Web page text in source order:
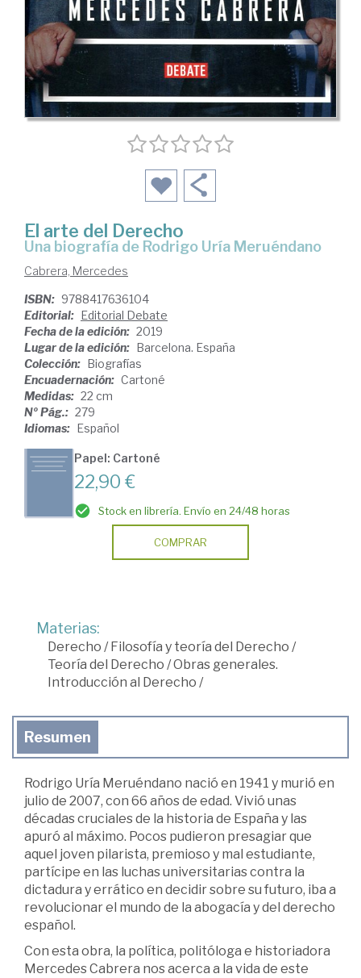
El arte del Derecho
una biografía de Rodrigo Uría Meruéndano
Cabrera, Mercedes
ISBN: 9788417636104
Editorial: Editorial Debate
Fecha de la edición: 2019
Lugar de la edición: Barcelona. España
Colección: Biografías
Encuadernación: Cartoné
Medidas: 22 cm
Nº Pág.: 279
Idiomas: Español
Papel: Cartoné
22,90 €
Stock en librería. Envío en 24/48 horas
COMPRAR
Materias:
Derecho / Filosofía y teoría del Derecho /
Teoría del Derecho /Obras generales.
Introducción al Derecho /
Resumen
Rodrigo Uría Meruéndano nació en 1941 y murió en
julio de 2007, con 66 años de edad. Vivió unas
décadas cruciales de la historia de España y las
apuró al máximo. Pocos pudieron presagiar que
aquel joven pilarista, premioso y mal estudiante,
partícipe en las luchas universitarias contra la
dictadura y errático en decidir sobre su futuro, iba a
revolucionar el mundo de la abogacía y del derecho
español.
Con esta obra, la política, politóloga e historiadora
Mercedes Cabrera nos acerca a la vida de este